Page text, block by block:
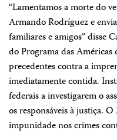
“Lamentamos a morte do
Armando Rodríguez e
familiares e amigos” disse
do Programa das Américas
precedentes contra a
imediatamente contida.
federais a investigarem o
os responsáveis à justiça.
impunidade nos crimes